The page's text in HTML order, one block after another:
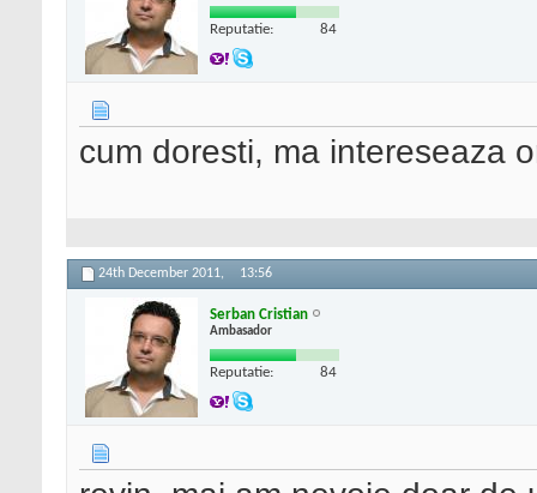
Reputatie: 84
cum doresti, ma intereseaza
24th December 2011, 13:56
Serban Cristian
Ambasador
Reputatie: 84